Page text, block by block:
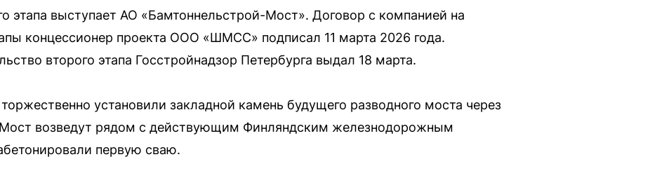
этапа выступает АО «Бамтоннельстрой-Мост». Договор с компанией на
концессионер проекта ООО «ШМСС» подписал 11 марта 2026 года.
второго этапа Госстройнадзор Петербурга выдал 18 марта.
установили закладной камень будущего разводного моста через
возведут рядом с действующим Финляндским железнодорожным
первую сваю.